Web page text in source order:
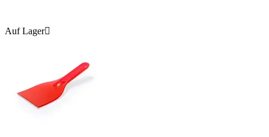
Auf Lager